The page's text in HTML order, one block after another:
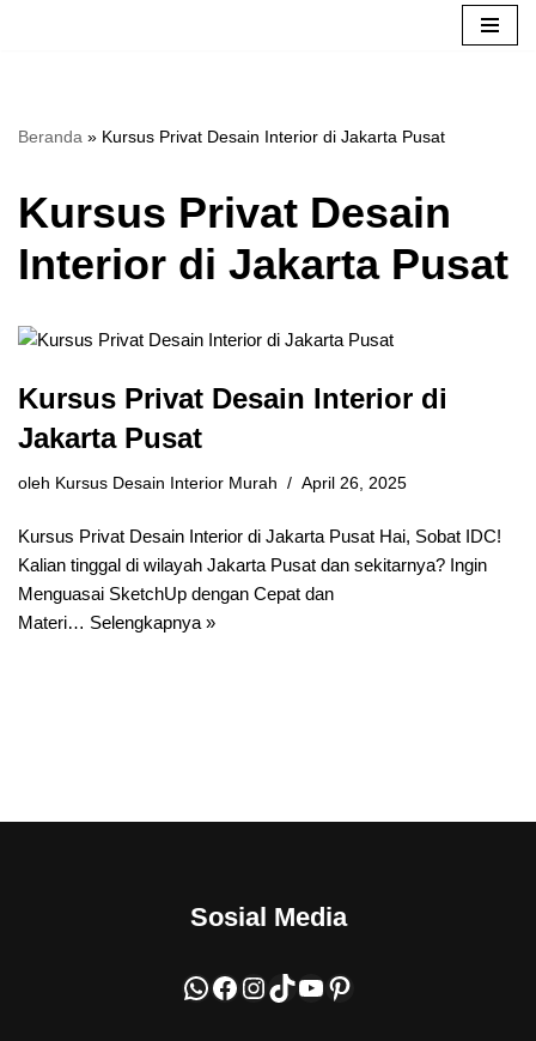
Beranda » Kursus Privat Desain Interior di Jakarta Pusat
Kursus Privat Desain
Interior di Jakarta Pusat
Kursus Privat Desain Interior di
Jakarta Pusat
oleh Kursus Desain Interior Murah April 26, 2025
Kursus Privat Desain Interior di Jakarta Pusat Hai, Sobat IDC!
Kalian tinggal di wilayah Jakarta Pusat dan sekitarnya? Ingin
Menguasai SketchUp dengan Cepat dan
Materi… Selengkapnya »
Sosial Media